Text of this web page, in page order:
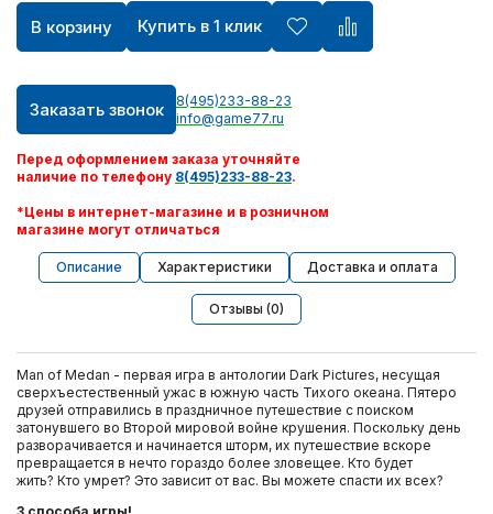
В корзину Купить в 1 клик
Заказать звонок
8(495)233-88-23
info@game77.ru
Перед оформлением заказа уточняйте
наличие по телефону 8(495)233-88-23.
*Цены в интернет-магазине и в розничном
магазине могут отличаться
Описание Характеристики Доставка и оплата
Отзывы (0)
Man of Medan - первая игра в антологии Dark Pictures, несущая
сверхъестественный ужас в южную часть Тихого океана. Пятеро
друзей отправились в праздничное путешествие с поиском
затонувшего во Второй мировой войне крушения. Поскольку день
разворачивается и начинается шторм, их путешествие вскоре
превращается в нечто гораздо более зловещее. Кто будет
жить? Кто умрет? Это зависит от вас. Вы можете спасти их всех?